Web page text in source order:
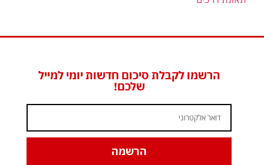
הרשמו לקבלת סיכום חדשות יומי למייל
שלכם!
הרשמה